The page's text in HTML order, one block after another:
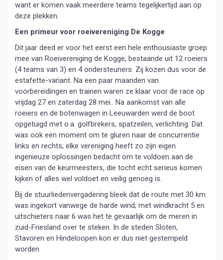
want er komen vaak meerdere teams tegelijkertijd aan op
deze plekken.
Een primeur voor roeivereniging De Kogge
Dit jaar deed er voor het eerst een hele enthousiaste groep
mee van Roeivereniging de Kogge, bestaande uit 12 roeiers
(4 teams van 3) en 4 ondersteuners. Zij kozen dus voor de
estafette-variant. Na een paar maanden van
voorbereidingen en trainen waren ze klaar voor de race op
vrijdag 27 en zaterdag 28 mei.. Na aankomst van alle
roeiers en de botenwagen in Leeuwarden werd de boot
opgetuigd met o.a. golfbrekers, spatzeilen, verlichting. Dat
was ook een moment om te gluren naar de concurrentie
links en rechts; elke vereniging heeft zo zijn eigen
ingenieuze oplossingen bedacht om te voldoen aan de
eisen van de keurmeesters, die tocht echt serieus komen
kijken of alles wel voldoet en veilig genoeg is.
Bij de stuurliedenvergadering bleek dat de route met 30 km
was ingekort vanwege de harde wind; met windkracht 5 en
uitschieters naar 6 was het te gevaarlijk om de meren in
zuid-Friesland over te steken. In de steden Sloten,
Stavoren en Hindeloopen kon er dus niet gestempeld
worden.